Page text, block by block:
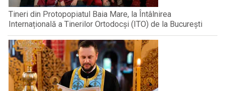
Tineri din Protopopiatul Baia Mare, la Întâlnirea
Internațională a Tinerilor Ortodocși (ITO) de la București